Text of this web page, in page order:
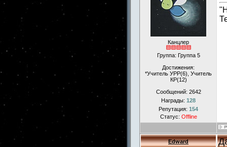
Канцлер
Группа: Группа 5
Достижения:
*Учитель УРР(6), Учитель
КР(12)
Сообщений: 2642
Награды: 128
Репутация: 154
Статус: Offline
Edward